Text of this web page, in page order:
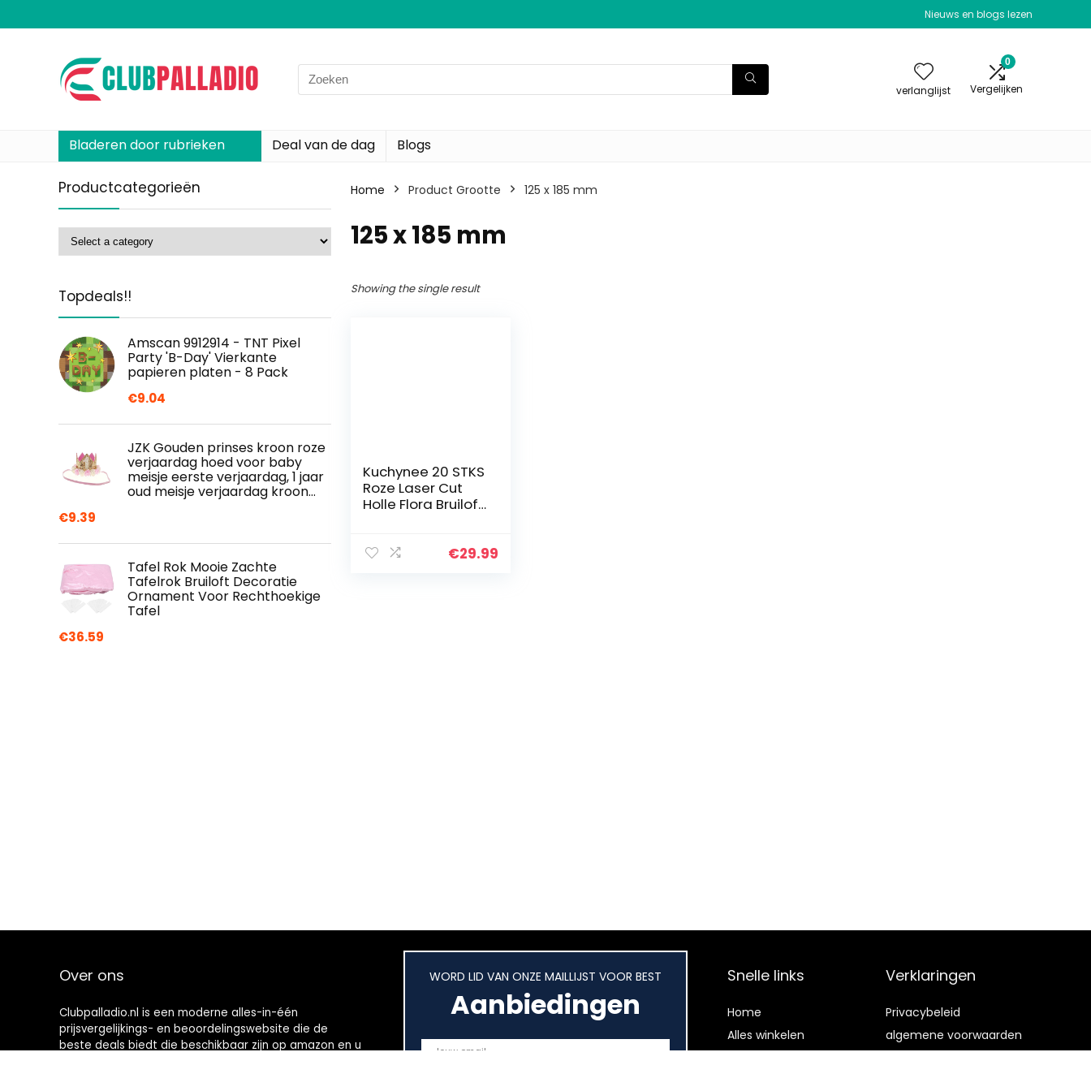
Nieuws en blogs lezen
Search
for:
verlanglijst
0
Vergelijken
Bladeren door rubrieken Deal van de dag Blogs
Productcategorieën
Topdeals!!
Amscan 9912914 - TNT Pixel
Party 'B-Day' Vierkante
papieren platen - 8 Pack
€9.04
JZK Gouden prinses kroon roze
verjaardag hoed voor baby
meisje eerste verjaardag, 1 jaar
oud meisje verjaardag kroon…
€9.39
Tafel Rok Mooie Zachte
Tafelrok Bruiloft Decoratie
Ornament Voor Rechthoekige
Tafel
€36.59
Home Product Grootte ‎125 x 185 mm
‎125 x 185 mm
Showing the single result
Kuchynee 20 STKS
Roze Laser Cut
Holle Flora Bruiloft
Strass voor
€29.99
Over ons
Clubpalladio.nl is een moderne alles-in-één
prijsvergelijkings- en beoordelingswebsite die de
beste deals biedt die beschikbaar zijn op amazon en u
WORD LID VAN ONZE MAILLIJST VOOR BEST
Aanbiedingen
Snelle links
Home
Alles winkelen
Verklaringen
Privacybeleid
algemene voorwaarden